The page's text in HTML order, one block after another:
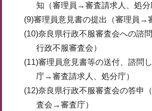
知（審理員→審査請求人、処分
(9)審理員意見書の提出（審理員→
(10)奈良県行政不服審査会への諮
行政不服審査会）
(11)審理員意見書等の送付、諮問
庁→審査請求人、処分庁）
(12)奈良県行政不服審査会の答申
査会→審査庁）